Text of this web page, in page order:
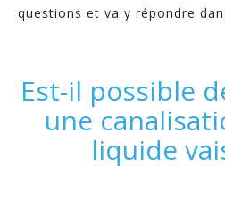
questions et va y répondre
Est-il possible
une
liquide